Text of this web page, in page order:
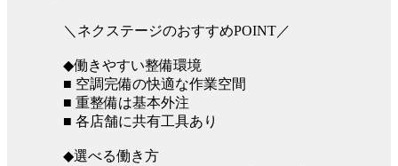
＼ネクステージのおすすめPOINT／
◆働きやすい整備環境
■ 空調完備の快適な作業空間
■ 重整備は基本外注
■ 各店舗に共有工具あり
◆選べる働き方